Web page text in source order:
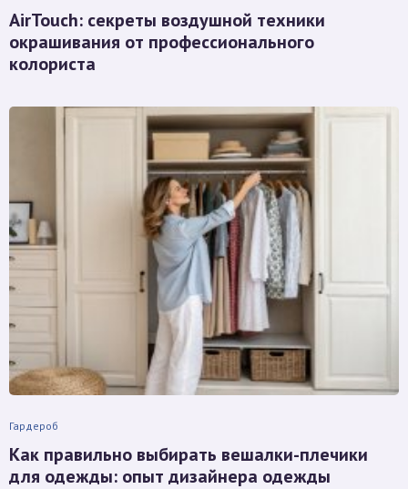
AirTouch: секреты воздушной техники
окрашивания от профессионального
колориста
Гардероб
Как правильно выбирать вешалки-плечики
для одежды: опыт дизайнера одежды